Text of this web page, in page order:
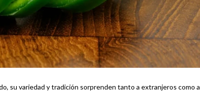
su variedad y tradición sorprenden tanto a extranjeros como a